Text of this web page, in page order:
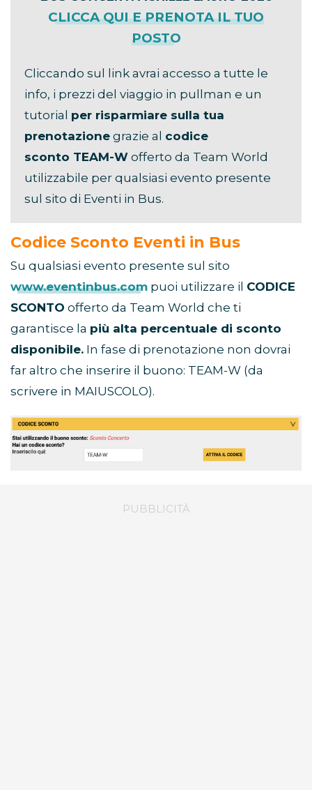
CLICCA QUI E PRENOTA IL TUO
POSTO
Cliccando sul link avrai accesso a tutte le
info, i prezzi del viaggio in pullman e un
tutorial per risparmiare sulla tua
prenotazione grazie al codice
sconto TEAM-W offerto da Team World
utilizzabile per qualsiasi evento presente
sul sito di Eventi in Bus.
Codice Sconto Eventi in Bus
Su qualsiasi evento presente sul sito
www.eventinbus.com puoi utilizzare il CODICE
SCONTO offerto da Team World che ti
garantisce la più alta percentuale di sconto
disponibile. In fase di prenotazione non dovrai
far altro che inserire il buono: TEAM-W (da
scrivere in MAIUSCOLO).